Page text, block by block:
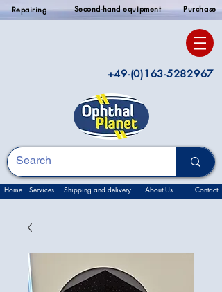
Repairing Second-hand equipment Purchase
+49-(0)163-5282967
Home Services Shipping and delivery About Us Contact